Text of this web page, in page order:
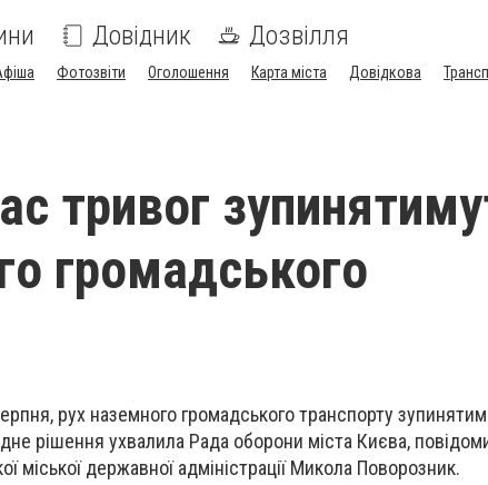
Довідник Дозвілля
Фотозвіти Оголошення Карта міста Довідкова
тривог
громадського
рух наземного громадського транспорту
рішення ухвалила Рада оборони міста Києва,
міської державної адміністрації Микола Поворозник.